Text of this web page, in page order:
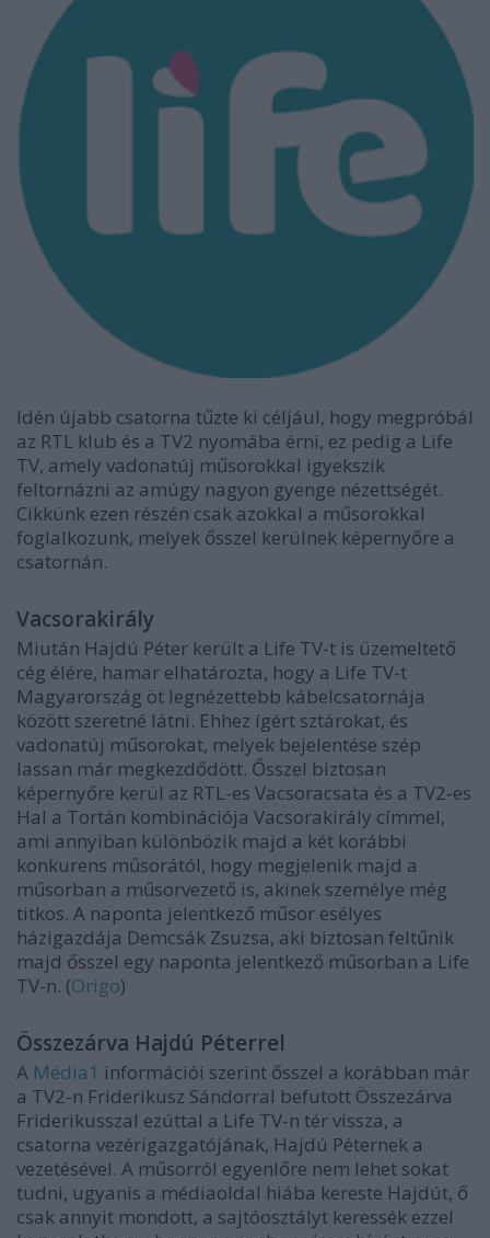
Idén újabb csatorna tűzte ki céljául, hogy megpróbál
az RTL klub és a TV2 nyomába érni, ez pedig a Life
TV, amely vadonatúj műsorokkal igyekszik
feltornázni az amúgy nagyon gyenge nézettségét.
Cikkünk ezen részén csak azokkal a műsorokkal
foglalkozunk, melyek ősszel kerülnek képernyőre a
csatornán.
Vacsorakirály
Miután Hajdú Péter került a Life TV-t is üzemeltető
cég élére, hamar elhatározta, hogy a Life TV-t
Magyarország öt legnézettebb kábelcsatornája
között szeretné látni. Ehhez ígért sztárokat, és
vadonatúj műsorokat, melyek bejelentése szép
lassan már megkezdődött. Ősszel biztosan
képernyőre kerül az RTL-es Vacsoracsata és a TV2-es
Hal a Tortán kombinációja Vacsorakirály címmel,
ami annyiban különbözik majd a két korábbi
konkurens műsorától, hogy megjelenik majd a
műsorban a műsorvezető is, akinek személye még
titkos. A naponta jelentkező műsor esélyes
házigazdája Demcsák Zsuzsa, aki biztosan feltűnik
majd ősszel egy naponta jelentkező műsorban a Life
TV-n. (Origo)
Összezárva Hajdú Péterrel
A Média1 információi szerint ősszel a korábban már
a TV2-n Friderikusz Sándorral befutott Összezárva
Friderikusszal ezúttal a Life TV-n tér vissza, a
csatorna vezérigazgatójának, Hajdú Péternek a
vezetésével. A műsorról egyenlőre nem lehet sokat
tudni, ugyanis a médiaoldal hiába kereste Hajdút, ő
csak annyit mondott, a sajtóosztályt keressék ezzel